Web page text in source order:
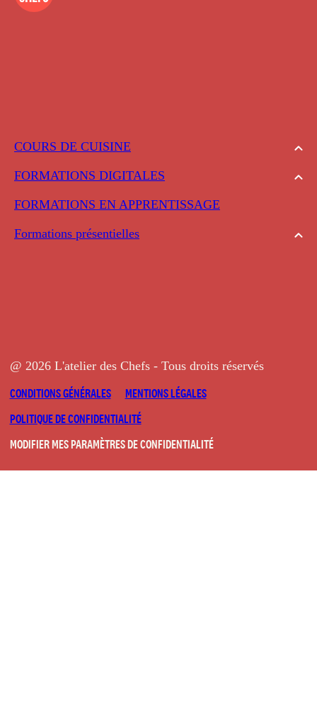
COURS DE CUISINE
FORMATIONS DIGITALES
FORMATIONS EN APPRENTISSAGE
Formations présentielles
@ 2026 L'atelier des Chefs - Tous droits réservés
CONDITIONS GÉNÉRALES
MENTIONS LÉGALES
POLITIQUE DE CONFIDENTIALITÉ
MODIFIER MES PARAMÈTRES DE CONFIDENTIALITÉ